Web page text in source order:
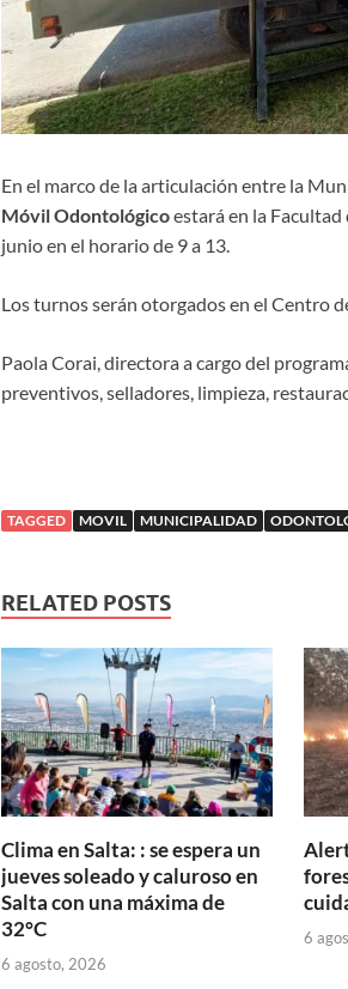
En el marco de la articulación entre la
Móvil Odontológicoestará en la Facultad
junio en el horario de 9 a 13.
Los turnos serán otorgados en el Centro
Paola Corai, directora a cargo del
preventivos, selladores, limpieza,
TAGGED MOVIL MUNICIPALIDAD
RELATED POSTS
Clima en Salta: : se espera un
jueves soleado y caluroso en
Salta con una máxima de
32°C
6 agosto, 2026
6